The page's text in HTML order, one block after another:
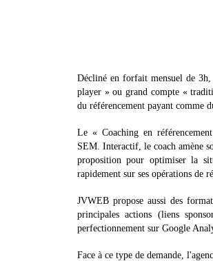
Décliné en forfait mensuel de 3h,
player » ou grand compte «
du référencement payant comme
Le « Coaching en
SEM. Interactif, le coach amène
proposition pour optimiser la
rapidement sur ses opérations de
JVWEB propose aussi des
principales actions (liens
perfectionnement sur Google
Face à ce type de demande,